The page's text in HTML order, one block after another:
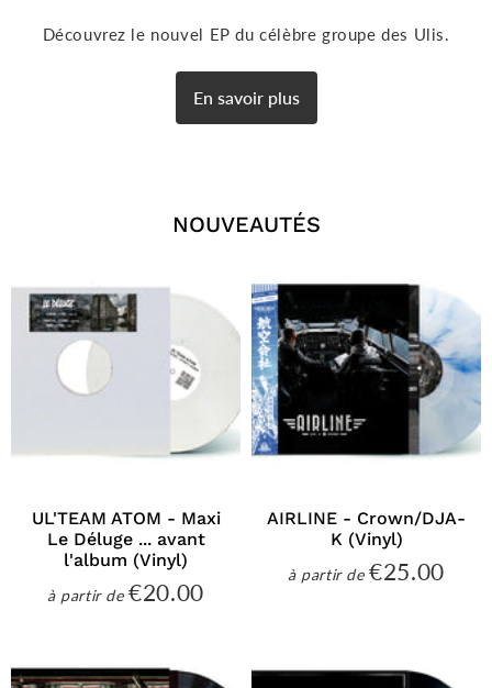
Découvrez le nouvel EP du célèbre groupe des Ulis.
En savoir plus
NOUVEAUTÉS
UL'TEAM ATOM - Maxi
Le Déluge ... avant
l'album (Vinyl)
à partir dePrix
€20.00
AIRLINE - Crown/DJA-
K (Vinyl)
à partir dePrix
€25.00